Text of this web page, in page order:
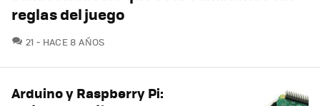
reglas del juego
21 COMENTARIOS
HACE 8 AÑOS
Arduino y Raspberry Pi: